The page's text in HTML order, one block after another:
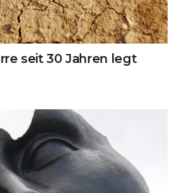
seit 30 Jahren legt